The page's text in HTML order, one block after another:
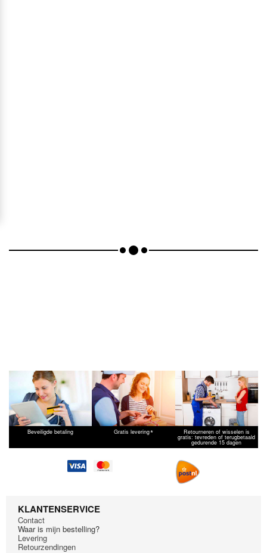
Beveiligde betaling Gratis levering* Retourneren of wisselen is
gratis: tevreden of terugbetaald
gedurende 15 dagen
KLANTENSERVICE
Contact
Waar is mijn bestelling?
Levering
Retourzendingen